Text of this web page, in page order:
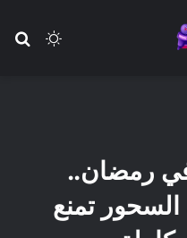
الوضع
رمضان..
تمنع